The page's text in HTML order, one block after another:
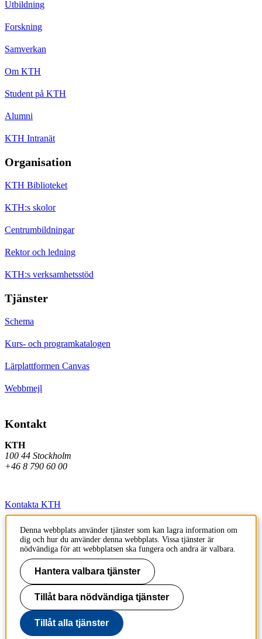
Utbildning
Forskning
Samverkan
Om KTH
Student på KTH
Alumni
KTH Intranät
Organisation
KTH Biblioteket
KTH:s skolor
Centrumbildningar
Rektor och ledning
KTH:s verksamhetsstöd
Tjänster
Schema
Kurs- och programkatalogen
Lärplattformen Canvas
Webbmejl
Kontakt
KTH
100 44 Stockholm
+46 8 790 60 00
Kontakta KTH
Jobba på KTH
Press och media
Faktura och betalning KTH
Om KTH:s webbplatser
Tillgänglighetsredogörelse
Denna webbplats använder tjänster som kan lagra information om
dig och hur du använder denna webbplats. Vissa tjänster är
nödvändiga för att webbplatsen ska fungera och andra är valbara.
Hantera valbara tjänster
Tillåt bara nödvändiga tjänster
Tillåt alla tjänster